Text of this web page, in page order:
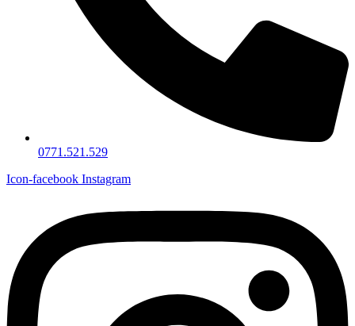
0771.521.529
Icon-facebook Instagram